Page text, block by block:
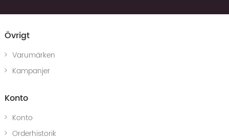
Övrigt
Varumärken
Kampanjer
Konto
Konto
Orderhistorik